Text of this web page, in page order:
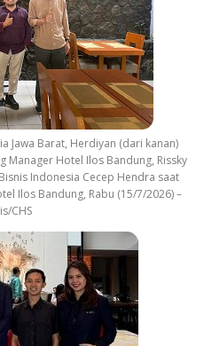
Jawa Barat, Herdiyan (dari kanan)
Manager Hotel Ilos Bandung, Rissky
Indonesia Cecep Hendra saat
Ilos Bandung, Rabu (15/7/2026) –
CHS